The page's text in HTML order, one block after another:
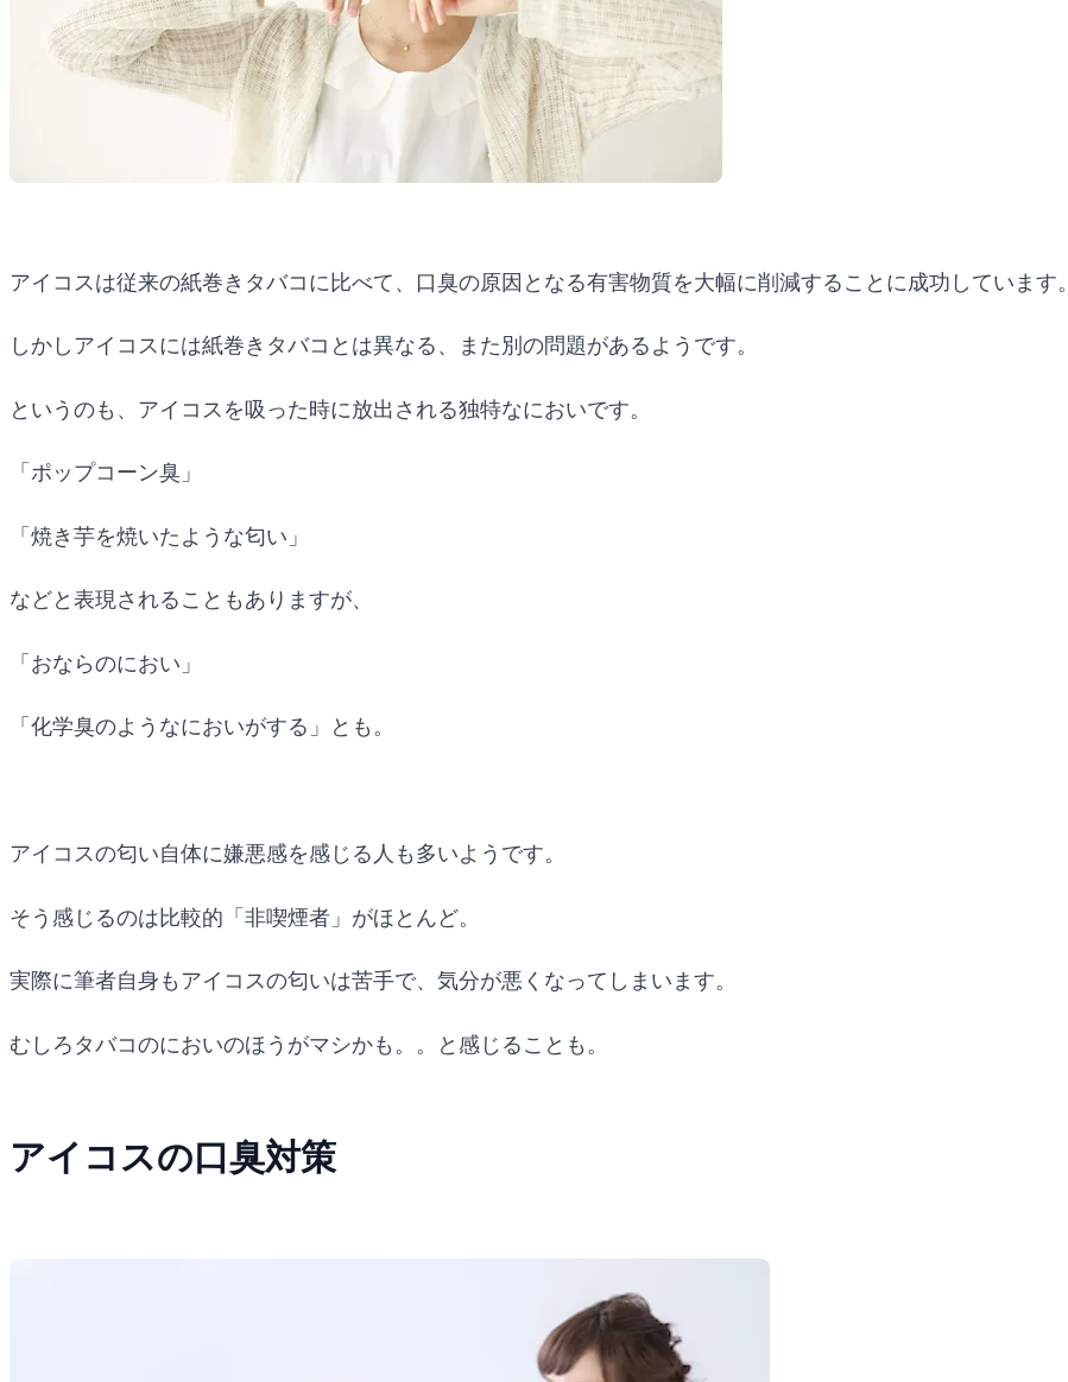
アイコスは従来の紙巻きタバコに比べて、口臭の原因となる有害物質を大幅に削減することに成功しています。
しかしアイコスには紙巻きタバコとは異なる、また別の問題があるようです。
というのも、アイコスを吸った時に放出される独特なにおいです。
「ポップコーン臭」
「焼き芋を焼いたような匂い」
などと表現されることもありますが、
「おならのにおい」
「化学臭のようなにおいがする」とも。
アイコスの匂い自体に嫌悪感を感じる人も多いようです。
そう感じるのは比較的「非喫煙者」がほとんど。
実際に筆者自身もアイコスの匂いは苦手で、気分が悪くなってしまいます。
むしろタバコのにおいのほうがマシかも。。と感じることも。
アイコスの口臭対策